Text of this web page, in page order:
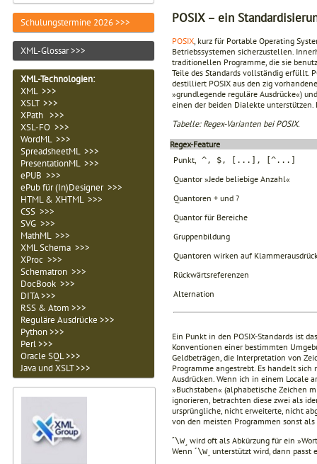
Schulungstermine 2026 >>>
XML-Glossar >>>
XML-Technologien:
XML >>>
XSLT >>>
XPath >>>
XSL-FO >>>
WordML >>>
SpreadsheetML >>>
PresentationML >>>
ePUB >>>
ePub für (In)Designer >>>
HTML & XHTML >>>
CSS >>>
SVG >>>
MathML >>>
XML Schema >>>
XProc >>>
Schematron >>>
DocBook >>>
DITA >>>
RSS & Atom >>>
Reguläre Ausdrücke >>>
Python >>>
Perl >>>
Oracle SQL >>>
Java und XSLT >>>
POSIX – ein
POSIX, kurz für Portable Operating
Betriebssystemen sicherzustellen.
traditionellen Programme, die sie
Teile des Standards vollständig erfüllt.
destilliert POSIX aus den zig
»grundlegende reguläre Ausdrücke«)
einen der beiden Dialekte unterstützen.
Tabelle: Regex-Varianten bei POSIX.
Regex-Feature
Punkt, ^, $, [...], [^...]
Quantor »Jede beliebige Anzahl«
Quantoren + und ?
Quantor für Bereiche
Gruppenbildung
Quantoren wirken auf
Rückwärtsreferenzen
Alternation
Ein Punkt in den POSIX-Standards ist
Konventionen einer bestimmten
Geldbeträgen, die Interpretation von
Programme angestrebt. Es handelt sich
Ausdrücken. Wenn ich in einem Locale
»Buchstaben« (alphabetische Zeichen
ignorieren, betrachten diese zwei als
ursprüngliche, nicht erweiterte, nicht
von den meisten Programmen sonst
˹\w˼ wird oft als Abkürzung für ein
Wenn ˹\w˼ unterstützt wird, dann passt